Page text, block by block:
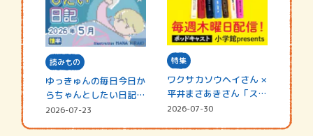
読みもの
ゆっきゅんの毎日今日か
らちゃんとしたい日記
☆202…
2026-07-23
特集
ワクサカソウヘイさん ×
平井まさあきさん「スペ
シャ…
2026-07-30